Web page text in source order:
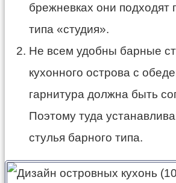
брежневках они подходят
типа «студия».
Не всем удобны барные
кухонного острова с
гарнитура должна быть
Поэтому туда
стулья барного типа.